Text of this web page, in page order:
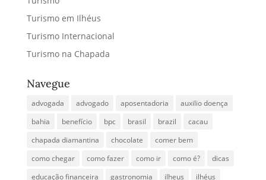
Turismo em Ilhéus
Turismo Internacional
Turismo na Chapada
Navegue
advogada advogado aposentadoria
auxilio doença
bahia
benefício bpc brasil brazil
cacau
chapada diamantina
chocolate
comer bem
como chegar
como fazer como ir como é?
dicas
educação financeira
gastronomia ilheus ilhéus